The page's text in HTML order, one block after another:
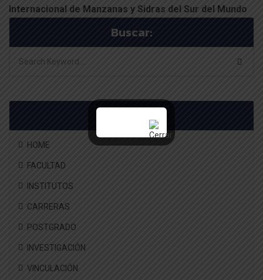
Internacional de Manzanas y Sidras del Sur del Mundo
Buscar:
HOME
FACULTAD
INSTITUTOS
CARRERAS
POSTGRADO
INVESTIGACIÓN
VINCULACIÓN